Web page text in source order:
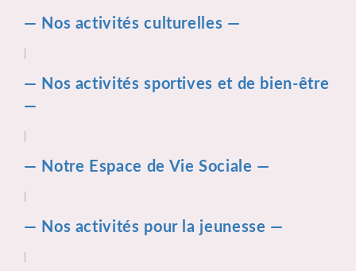
— Nos activités culturelles —
— Nos activités sportives et de bien-être
—
— Notre Espace de Vie Sociale —
— Nos activités pour la jeunesse —